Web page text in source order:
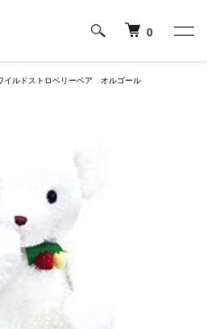
0
イルドストロベリーベア オルゴール